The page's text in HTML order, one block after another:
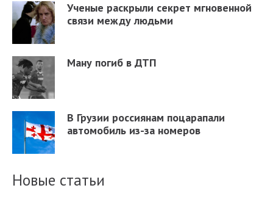
Ученые раскрыли секрет мгновенной
связи между людьми
Ману погиб в ДТП
В Грузии россиянам поцарапали
автомобиль из-за номеров
Новые статьи